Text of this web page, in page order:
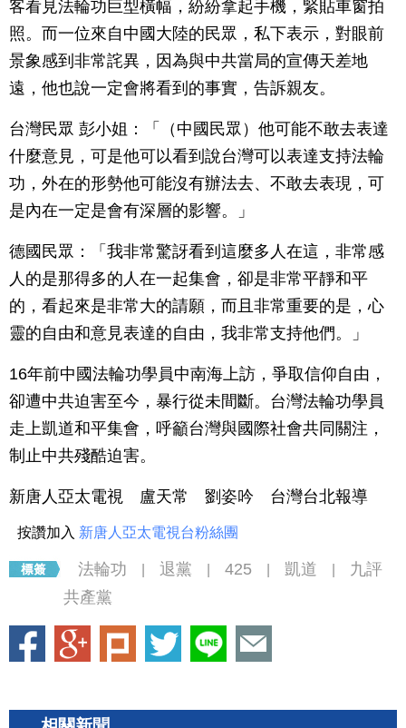
客看見法輪功巨型橫幅，紛紛拿起手機，緊貼車窗拍
照。而一位來自中國大陸的民眾，私下表示，對眼前
景象感到非常詫異，因為與中共當局的宣傳天差地
遠，他也說一定會將看到的事實，告訴親友。
台灣民眾 彭小姐：「（中國民眾）他可能不敢去表達
什麼意見，可是他可以看到說台灣可以表達支持法輪
功，外在的形勢他可能沒有辦法去、不敢去表現，可
是內在一定是會有深層的影響。」
德國民眾：「我非常驚訝看到這麼多人在這，非常感
人的是那得多的人在一起集會，卻是非常平靜和平
的，看起來是非常大的請願，而且非常重要的是，心
靈的自由和意見表達的自由，我非常支持他們。」
16年前中國法輪功學員中南海上訪，爭取信仰自由，
卻遭中共迫害至今，暴行從未間斷。台灣法輪功學員
走上凱道和平集會，呼籲台灣與國際社會共同關注，
制止中共殘酷迫害。
新唐人亞太電視 盧天常 劉姿吟 台灣台北報導
按讚加入 新唐人亞太電視台粉絲團
法輪功 退黨 425 凱道
九評
共產黨